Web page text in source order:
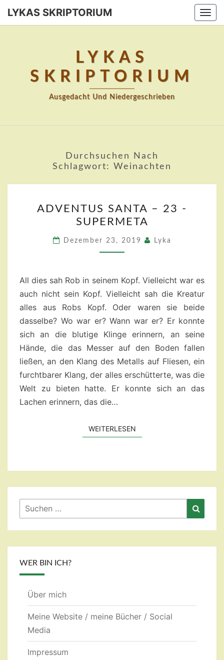
Skip
LYKAS SKRIPTORIUM
LYKAS
SKRIPTORIUM
Ausgedacht Und Niedergeschrieben
Durchsuchen Nach
Schlagwort: Weinachten
SANTA
–
23
-
ADVENTUS SANTA – 23 -
SUPERMETA
Dezember 23, 2019 Lyka
All dies sah Rob in seinem Kopf. Vielleicht war es
auch nicht sein Kopf. Vielleicht sah die Kreatur
alles aus Robs Kopf. Oder waren sie beide
dasselbe? Wo war er? Wann war er? Er konnte
sich an die blutige Klinge erinnern, an seine
Hände, die das Messer auf den Boden fallen
ließen, an den Klang des Metalls auf Fliesen, ein
furchtbarer Klang, der alles erschütterte, was die
Welt zu bieten hatte. Er konnte sich an das
Lachen erinnern, das die…
WEITERLESENWEITERLESEN
Suchen
nach:
WER BIN ICH?
Über mich
Meine Website / meine Bücher / Social
Media
Impressum